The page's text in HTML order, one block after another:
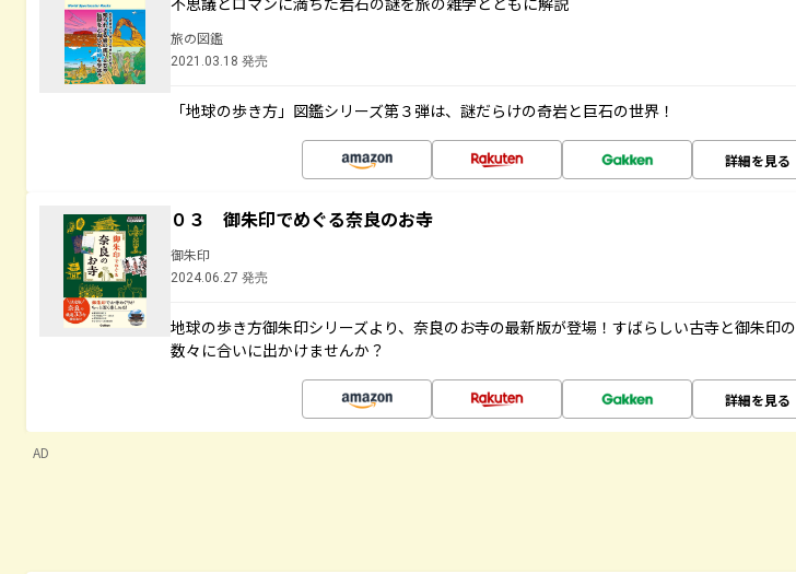
旅の図鑑
2021.03.18 発売
「地球の歩き方」図鑑シリーズ第３弾は、謎だらけの奇岩と巨石の世界！
詳細を見る
０３ 御朱印でめぐる奈良のお寺
御朱印
2024.06.27 発売
地球の歩き方御朱印シリーズより、奈良のお寺の最新版が登場！すばらしい古寺と御朱印の
数々に合いに出かけませんか？
詳細を見る
AD